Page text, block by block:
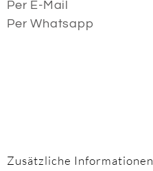
Per E-Mail
Per Whatsapp
Zusätzliche Informationen